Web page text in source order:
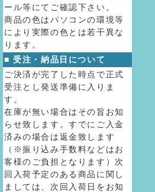
ール等にてご確認下さい。
商品の色はパソコンの環境等
により実際の色とは若干異な
ります。
■ 受注・納品日について
ご決済が完了した時点で正式
受注とし発送準備に入りま
す。
在庫が無い場合はその旨お知
らせ致します。すでにご入金
済みの場合は返金致します
（※振り込み手数料などはお
客様のご負担となります）次
回入荷予定のある商品に関し
ましては、次回入荷日をお知